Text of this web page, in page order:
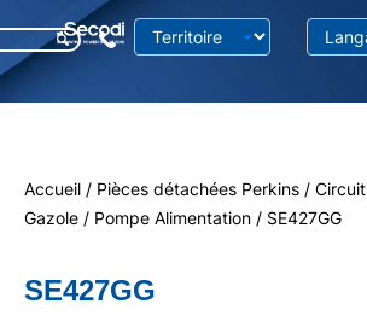
Accueil / Pièces détachées Perkins / Circuit
Gazole / Pompe Alimentation / SE427GG
SE427GG